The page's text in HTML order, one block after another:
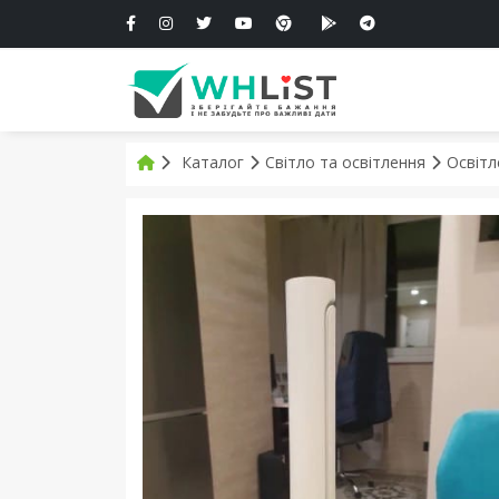
Каталог Світло та освітлення